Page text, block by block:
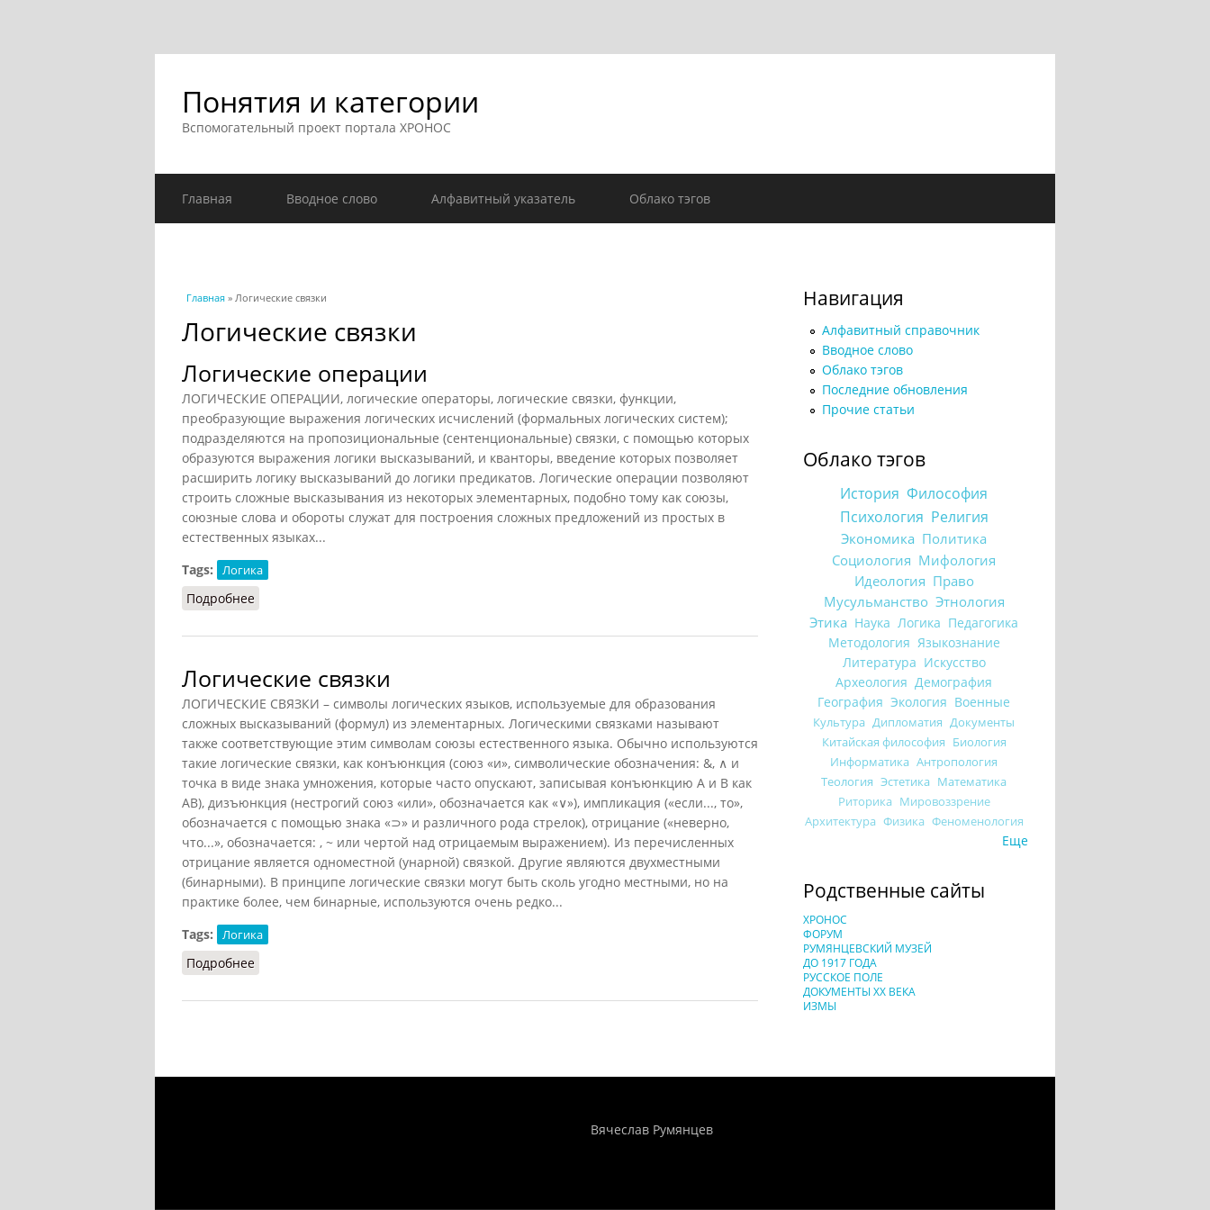
Понятия и категории
Вспомогательный проект портала ХРОНОС
Главная Вводное слово Алфавитный указатель Облако тэгов
Вы здесь
Главная » Логические связки
Логические связки
Логические операции
ЛОГИЧЕСКИЕ ОПЕРАЦИИ, логические операторы, логические связки, функции,
преобразующие выражения логических исчислений (формальных логических систем);
подразделяются на пропозициональные (сентенциональные) связки, с помощью которых
образуются выражения логики высказываний, и кванторы, введение которых позволяет
расширить логику высказываний до логики предикатов. Логические операции позволяют
строить сложные высказывания из некоторых элементарных, подобно тому как союзы,
союзные слова и обороты служат для построения сложных предложений из простых в
естественных языках...
Tags:
Логика
Подробнее
Логические связки
ЛОГИЧЕСКИЕ СВЯЗКИ – символы логических языков, используемые для образования
сложных высказываний (формул) из элементарных. Логическими связками называют
также соответствующие этим символам союзы естественного языка. Обычно используются
такие логические связки, как конъюнкция (союз «и», символические обозначения: &, ∧ и
точка в виде знака умножения, которые часто опускают, записывая конъюнкцию А и В как
AB), дизъюнкция (нестрогий союз «или», обозначается как «∨»), импликация («если..., то»,
обозначается с помощью знака «⊃» и различного рода стрелок), отрицание («неверно,
что...», обозначается: , ~ или чертой над отрицаемым выражением). Из перечисленных
отрицание является одноместной (унарной) связкой. Другие являются двухместными
(бинарными). В принципе логические связки могут быть сколь угодно местными, но на
практике более, чем бинарные, используются очень редко...
Tags:
Логика
Подробнее
Навигация
Алфавитный справочник
Вводное слово
Облако тэгов
Последние обновления
Прочие статьи
Облако тэгов
История Философия
Психология Религия
Экономика Политика
Социология Мифология
Идеология Право
Мусульманство Этнология
Этика Наука Логика Педагогика
Методология Языкознание
Литература Искусство
Археология Демография
География Экология Военные
Культура Дипломатия Документы
Китайская философия Биология
Информатика Антропология
Теология Эстетика Математика
Риторика Мировоззрение
Архитектура Физика Феноменология
Еще
Родственные сайты
ХРОНОС
ФОРУМ
РУМЯНЦЕВСКИЙ МУЗЕЙ
ДО 1917 ГОДА
РУССКОЕ ПОЛЕ
ДОКУМЕНТЫ XX ВЕКА
ИЗМЫ
Вячеслав Румянцев